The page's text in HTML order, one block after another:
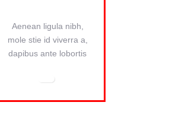
Aenean ligula nibh,
mole stie id viverra a,
dapibus ante lobortis